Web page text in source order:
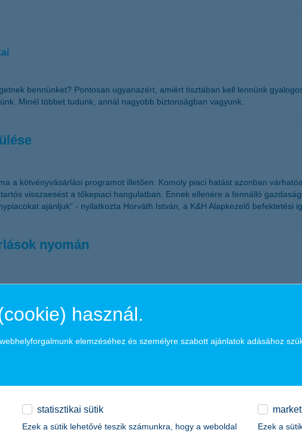
bennünket? Pontosan ugyanazért, amiért tisztában kell lennünk
Minél többet tudunk, annál nagyobb biztonságban vagyunk.
a kötvényvásárlási programot illetően. Komoly piaci hatást azonban
visszaesést a tőkepiaci hangulatban. Ennek ellenére a fennálló
ajánljuk” - nyilatkozta Horváth István, a K&H Alapkezelő befektetési
nyomán
a bankkártyával történő vásárlások után. Idén a támogatást egy
vetélkedő első középdöntője
használ.
elemzéséhez és személyre szabott ajánlatok adásához
statisztikai sütik
Ezek a sütik lehetővé teszik számunkra, hogy a weboldal
Ezek a